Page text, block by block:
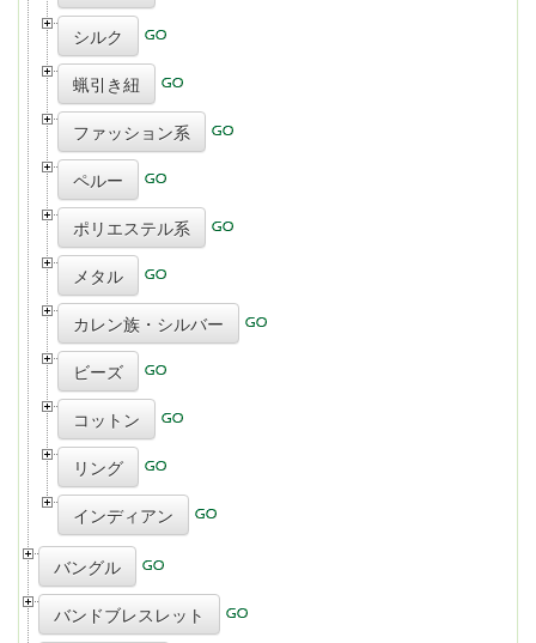
シルク
蝋引き紐
ファッション系
ペルー
ポリエステル系
メタル
カレン族・シルバー
ビーズ
コットン
リング
インディアン
バングル
バンドブレスレット